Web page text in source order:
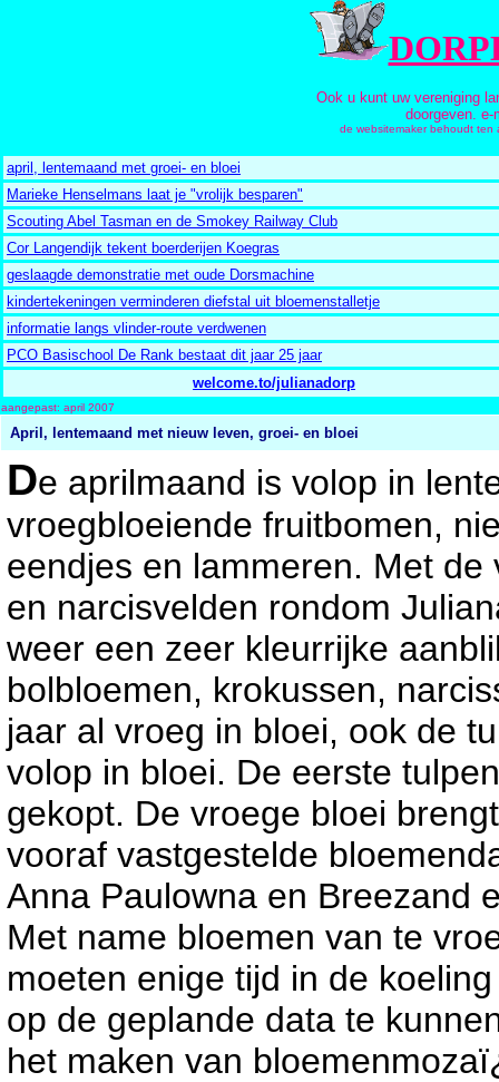
Ook u kunt uw vereniging
doorgeven.
de websitemaker behoudt ten
april, lentemaand met groei- en bloei
Marieke Henselmans laat je "vrolijk besparen"
Scouting Abel Tasman en de Smokey Railway Club
Cor Langendijk tekent boerderijen Koegras
geslaagde demonstratie met oude Dorsmachine
kindertekeningen verminderen diefstal uit bloemenstalletje
informatie langs vlinder-route verdwenen
PCO Basischool De Rank bestaat dit jaar 25 jaar
welcome.to/julianadorp
aangepast: april 2007
April, lentemaand met nieuw leven, groei- en bloei
De aprilmaand is volop in
vroegbloeiende fruitbomen,
eendjes en lammeren. Met
en narcisvelden rondom
weer een zeer kleurrijke
bolbloemen, krokussen,
jaar al vroeg in bloei, ook de
volop in bloei. De eerste
gekopt. De vroege bloei
vooraf vastgestelde
Anna Paulowna en Breezand
Met name bloemen van te
moeten enige tijd in de
op de geplande data te
het maken van